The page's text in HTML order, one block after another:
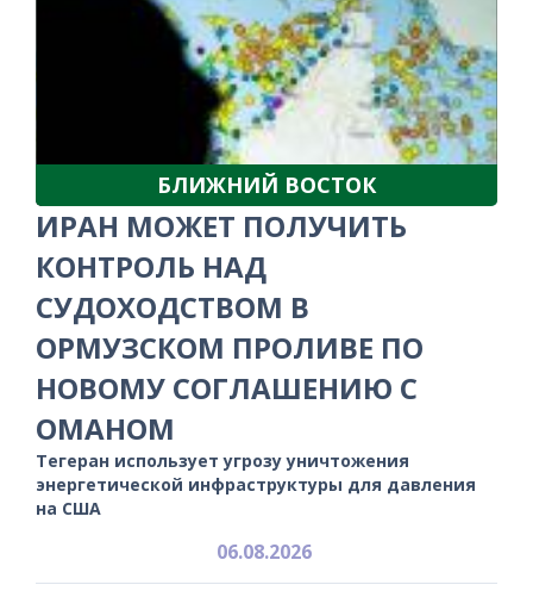
БЛИЖНИЙ ВОСТОК
ИРАН МОЖЕТ ПОЛУЧИТЬ
КОНТРОЛЬ НАД
СУДОХОДСТВОМ В
ОРМУЗСКОМ ПРОЛИВЕ ПО
НОВОМУ СОГЛАШЕНИЮ С
ОМАНОМ
Тегеран использует угрозу уничтожения
энергетической инфраструктуры для давления
на США
06.08.2026